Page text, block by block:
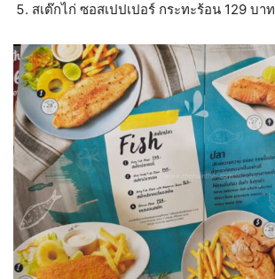
สเต๊กไก่ ซอสเปปเปอร์ กระทะร้อน 129 บาท